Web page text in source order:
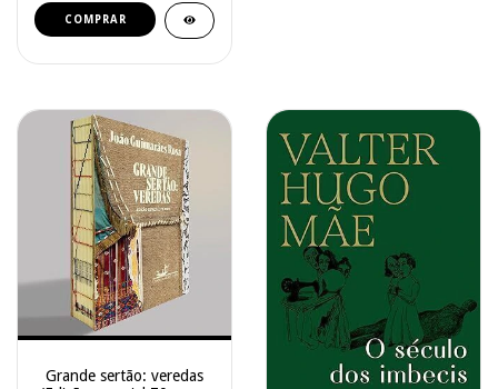
Grande sertão: veredas